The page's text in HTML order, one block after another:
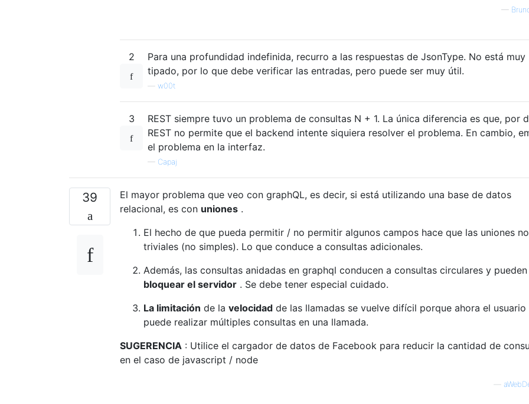
—
2
Para una profundidad indefinida, recurro a las respuestas de JsonType. No está muy
tipado, por lo que debe verificar las entradas, pero puede ser muy útil.
w00t
3
REST siempre tuvo un problema de consultas N + 1. La única diferencia es que, por
REST no permite que el backend intente siquiera resolver el problema. En cambio,
el problema en la interfaz.
— Capaj
39
El mayor problema que veo con graphQL, es decir, si está utilizando una base de datos
relacional, es con uniones .
El hecho de que pueda permitir / no permitir algunos campos hace que las uniones
triviales (no simples). Lo que conduce a consultas adicionales.
Además, las consultas anidadas en graphql conducen a consultas circulares y pueden
bloquear el servidor . Se debe tener especial cuidado.
La limitación de la velocidad de las llamadas se vuelve difícil porque ahora el usuario
puede realizar múltiples consultas en una llamada.
SUGERENCIA : Utilice el cargador de datos de Facebook para reducir la cantidad de
en el caso de javascript / node